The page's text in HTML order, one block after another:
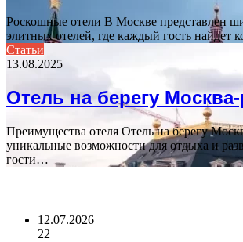
Роскошные отели В Москве представлен
элитных отелей, где каждый гость найдет
Статьи
13.08.2025
Отель на берегу Москва-
Преимущества отеля Отель на берегу
уникальные возможности для отдыха и
гости…
12.07.2026
22